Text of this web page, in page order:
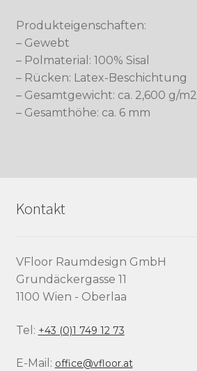
Produkteigenschaften:
– Gewebt
– Polmaterial: 100% Sisal
– Rücken: Latex-Beschichtung
– Gesamtgewicht: ca. 2,600 g/m2
– Gesamthöhe: ca. 6 mm
Kontakt
VFloor Raumdesign GmbH
Grundäckergasse 11
1100 Wien - Oberlaa
Tel: +43 (0)1 749 12 73
E-Mail: office@vfloor.at